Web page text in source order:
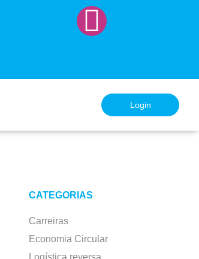
Login
CATEGORIAS
Carreiras
Economia Circular
Logística reversa